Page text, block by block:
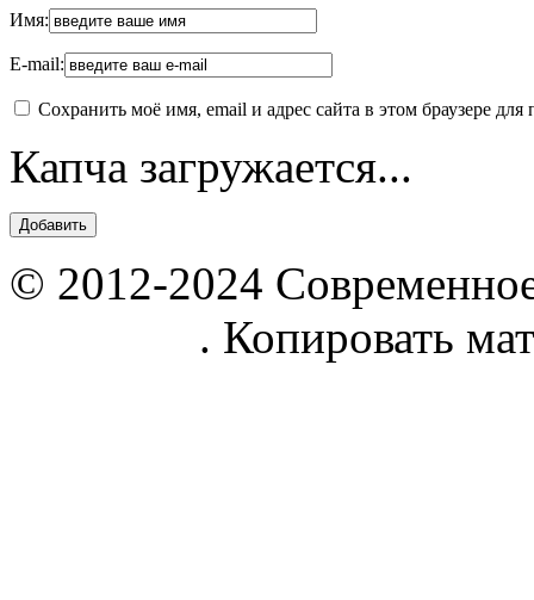
Имя:
E-mail:
Сохранить моё имя, email и адрес сайта в этом браузере
Капча загружается...
© 2012-2024
. Копировать